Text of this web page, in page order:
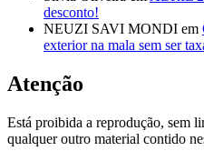
desconto!
NEUZI SAVI MONDI em
exterior na mala sem ser
Atenção
Está proibida a reprodução, sem
qualquer outro material contido